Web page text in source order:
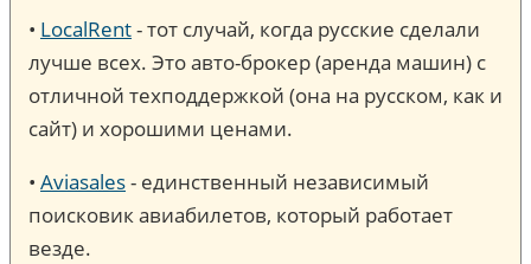
• LocalRent- тот случай, когда русские сделали
лучше всех. Это авто-брокер (аренда машин) c
отличной техподдержкой (она на русском, как и
сайт) и хорошими ценами.
• Aviasales- единственный независимый
поисковик авиабилетов, который работает
везде.